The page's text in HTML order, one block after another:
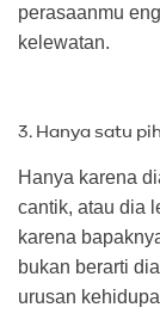
perasaanmu
kelewatan.
3. Hanya satu
Hanya karena
cantik, atau dia
karena
bukan berarti
urusan